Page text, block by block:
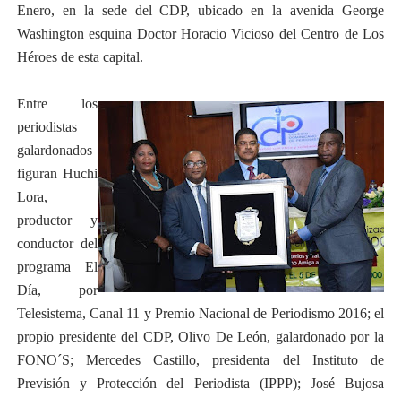
Enero, en la sede del CDP, ubicado en la avenida George
Washington esquina Doctor Horacio Vicioso del Centro de Los
Héroes de esta capital.
Entre los
periodistas
galardonados
figuran Huchi
Lora,
productor y
conductor del
programa El
Día, por
Telesistema, Canal 11 y Premio Nacional de Periodismo 2016; el
propio presidente del CDP, Olivo De León, galardonado por la
FONO´S; Mercedes Castillo, presidenta del Instituto de
Previsión y Protección del Periodista (IPPP); José Bujosa